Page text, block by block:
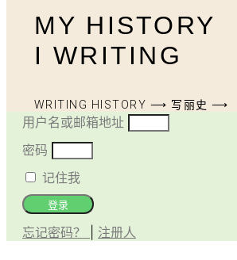
MY HISTORY
I WRITING
WRITING HISTORY ⟶ 写丽史 ⟶
用户名或邮箱地址
密码
记住我
登录
忘记密码？ 注册人